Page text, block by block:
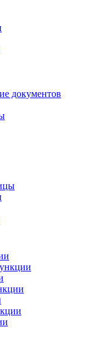
документов